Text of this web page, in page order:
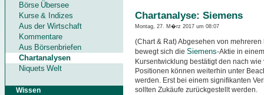
Börse Übersee
Kurse & Indizes
Aus der Wirtschaft
Kommentare
Aus Börsenbriefen
Chartanalysen
Niquets Welt
Wissen
Chartanalyse: Siemens
Montag, 27. M�rz 2017 um 08:07
(Chart & Rat) Abgesehen von
bewegt sich die Siemens-Aktie in
Kursentwicklung bestätigt den nach
Positionen können weiterhin unter
werden. Erst bei einem signifikanten
sollten Zukäufe zurückgestellt werden.